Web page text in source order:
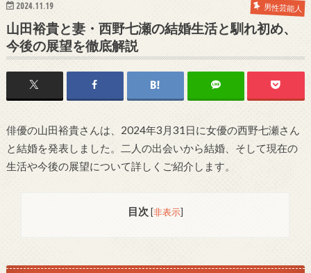
2024.11.19 男性芸能人
山田裕貴と妻・西野七瀬の結婚生活と馴れ初め、
今後の展望を徹底解説
俳優の山田裕貴さんは、2024年3月31日に女優の西野七瀬さん
と結婚を発表しました。二人の出会いから結婚、そして現在の
生活や今後の展望について詳しくご紹介します。
目次 [非表示]